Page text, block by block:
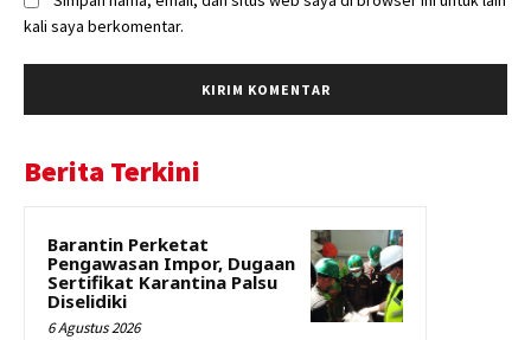
kali saya berkomentar.
Berita Terkini
Barantin Perketat
Pengawasan Impor, Dugaan
Sertifikat Karantina Palsu
Diselidiki
6 Agustus 2026